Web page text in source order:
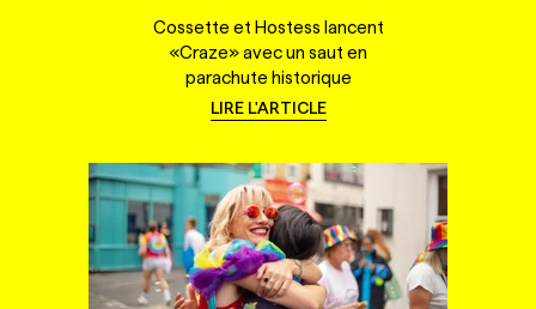
Cossette et Hostess lancent
«Craze» avec un saut en
parachute historique
LIRE L'ARTICLE